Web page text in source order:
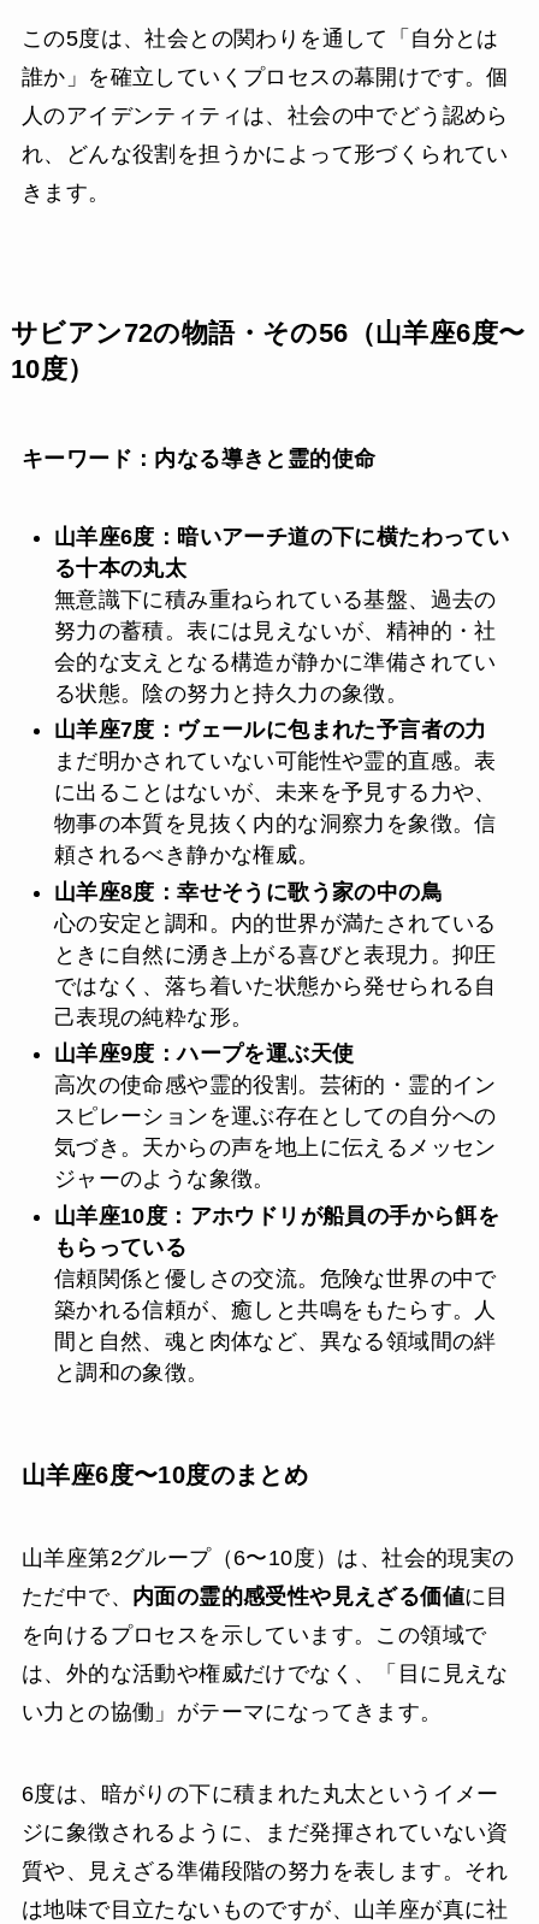
この5度は、社会との関わりを通して「自分とは
誰か」を確立していくプロセスの幕開けです。個
人のアイデンティティは、社会の中でどう認めら
れ、どんな役割を担うかによって形づくられてい
きます。
サビアン72の物語・その56（山羊座6度〜
10度）
キーワード：内なる導きと霊的使命
山羊座6度：暗いアーチ道の下に横たわってい
る十本の丸太
無意識下に積み重ねられている基盤、過去の
努力の蓄積。表には見えないが、精神的・社
会的な支えとなる構造が静かに準備されてい
る状態。陰の努力と持久力の象徴。
山羊座7度：ヴェールに包まれた予言者の力
まだ明かされていない可能性や霊的直感。表
に出ることはないが、未来を予見する力や、
物事の本質を見抜く内的な洞察力を象徴。信
頼されるべき静かな権威。
山羊座8度：幸せそうに歌う家の中の鳥
心の安定と調和。内的世界が満たされている
ときに自然に湧き上がる喜びと表現力。抑圧
ではなく、落ち着いた状態から発せられる自
己表現の純粋な形。
山羊座9度：ハープを運ぶ天使
高次の使命感や霊的役割。芸術的・霊的イン
スピレーションを運ぶ存在としての自分への
気づき。天からの声を地上に伝えるメッセン
ジャーのような象徴。
山羊座10度：アホウドリが船員の手から餌を
もらっている
信頼関係と優しさの交流。危険な世界の中で
築かれる信頼が、癒しと共鳴をもたらす。人
間と自然、魂と肉体など、異なる領域間の絆
と調和の象徴。
山羊座6度〜10度のまとめ
山羊座第2グループ（6〜10度）は、社会的現実の
ただ中で、 内面の霊的感受性や見えざる価値に目
を向けるプロセスを示しています。この領域で
は、外的な活動や権威だけでなく、「目に見えな
い力との協働」がテーマになってきます。
6度は、暗がりの下に積まれた丸太というイメー
ジに象徴されるように、まだ発揮されていない資
質や、見えざる準備段階の努力を表します。それ
は地味で目立たないものですが、山羊座が真に社